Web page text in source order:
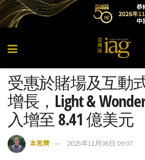
受惠於賭場及互動
增長，Light &
入增至 8.41 億美元
本思齊 2025年11月06日 09:07